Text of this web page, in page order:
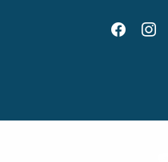
facebook